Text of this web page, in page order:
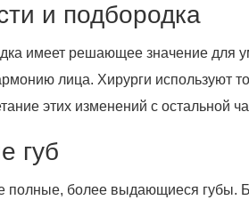
и подбородка
имеет решающее значение
лица. Хирурги используют
этих изменений с остальной
губ
полные, более выдающиеся губы.